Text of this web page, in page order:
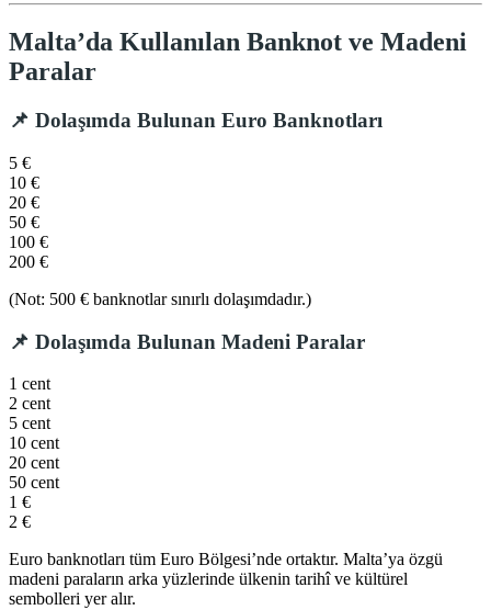
Malta’da Kullanılan Banknot ve Madeni
Paralar
📌 Dolaşımda Bulunan Euro Banknotları
5 €
10 €
20 €
50 €
100 €
200 €
(Not: 500 € banknotlar sınırlı dolaşımdadır.)
📌 Dolaşımda Bulunan Madeni Paralar
1 cent
2 cent
5 cent
10 cent
20 cent
50 cent
1 €
2 €
Euro banknotları tüm Euro Bölgesi’nde ortaktır. Malta’ya özgü
madeni paraların arka yüzlerinde ülkenin tarihî ve kültürel
sembolleri yer alır.